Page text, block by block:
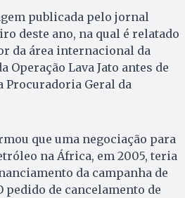
publicada pelo jornal
deste ano, na qual é relatado
da área internacional da
Lava Jato antes de
Procuradoria Geral da
que uma negociação para
na África, em 2005, teria
da campanha de
pedido de cancelamento de